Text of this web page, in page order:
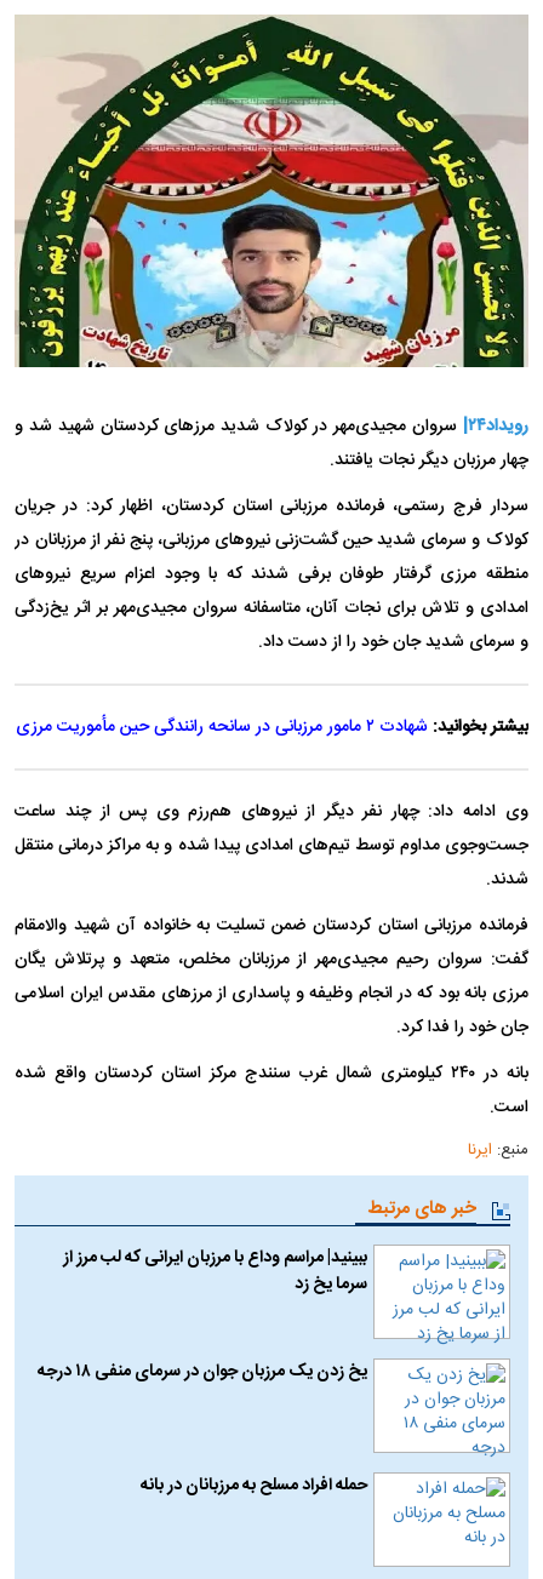
رویداد۲۴|
سروان مجیدی‌مهر در کولاک شدید مرز‌های کردستان شهید شد و
چهار مرزبان دیگر نجات یافتند.
سردار فرج رستمی، فرمانده مرزبانی استان کردستان، اظهار کرد: در جریان
کولاک و سرمای شدید حین گشت‌زنی نیرو‌های مرزبانی، پنج نفر از مرزبانان در
منطقه مرزی گرفتار طوفان برفی شدند که با وجود اعزام سریع نیرو‌های
امدادی و تلاش برای نجات آنان، متاسفانه سروان مجیدی‌مهر بر اثر یخ‌زدگی
و سرمای شدید جان خود را از دست داد.
بیشتر بخوانید:شهادت ۲ مامور مرزبانی در سانحه رانندگی حين مأموريت مرزی
وی ادامه داد: چهار نفر دیگر از نیرو‌های هم‌رزم وی پس از چند ساعت
جست‌وجوی مداوم توسط تیم‌های امدادی پیدا شده و به مراکز درمانی منتقل
شدند.
فرمانده مرزبانی استان کردستان ضمن تسلیت به خانواده آن شهید والامقام
گفت: سروان رحیم مجیدی‌مهر از مرزبانان مخلص، متعهد و پرتلاش یگان
مرزی بانه بود که در انجام وظیفه و پاسداری از مرز‌های مقدس ایران اسلامی
جان خود را فدا کرد.
بانه در ۲۴۰ کیلومتری شمال غرب سنندج مرکز استان کردستان واقع شده
است.
منبع: ایرنا
خبر های مرتبط
ببینید| مراسم وداع با مرزبان ایرانی که لب مرز از
سرما یخ زد
یخ زدن یک مرزبان جوان در سرمای منفی ۱۸ درجه
حمله افراد مسلح به ‌‌مرزبانان در بانه